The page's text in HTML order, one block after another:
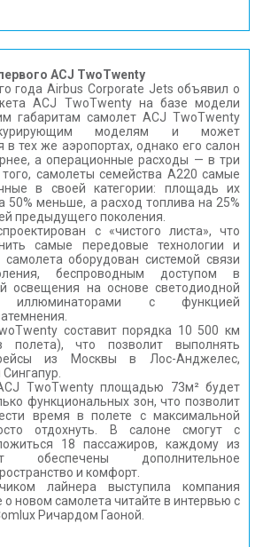
ACJ TwoTwenty
года Airbus Corporate Jets объявил о
ACJ TwoTwenty на базе модели
габаритам самолет ACJ TwoTwenty
моделям и может
в тех же аэропортах, однако его салон
а операционные расходы — в три
самолеты семейства A220 самые
в своей категории: площадь их
50% меньше, а расход топлива на 25%
предыдущего поколения.
с «чистого листа», что
самые передовые технологии и
оборудован системой связи
беспроводным доступом в
освещения на основе светодиодной
иллюминаторами с функцией
составит порядка 10 500 км
что позволит выполнять
из Москвы в Лос-Анджелес,
TwoTwenty площадью 73м² будет
функциональных зон, что позволит
время в полете с максимальной
отдохнуть. В салоне смогут с
18 пассажиров, каждому из
обеспечены дополнительное
и комфорт.
лайнера выступила компания
новом самолета читайте в интервью с
Ричардом Гаоной.